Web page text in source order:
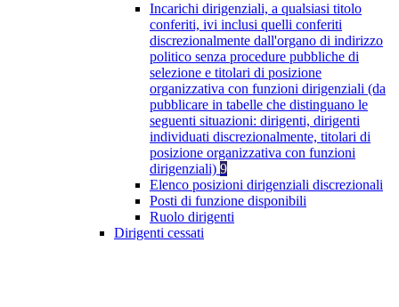
Incarichi dirigenziali, a qualsiasi titolo
conferiti, ivi inclusi quelli conferiti
discrezionalmente dall'organo di indirizzo
politico senza procedure pubbliche di
selezione e titolari di posizione
organizzativa con funzioni dirigenziali (da
pubblicare in tabelle che distinguano le
seguenti situazioni: dirigenti, dirigenti
individuati discrezionalmente, titolari di
posizione organizzativa con funzioni
dirigenziali) 9
Elenco posizioni dirigenziali discrezionali
Posti di funzione disponibili
Ruolo dirigenti
Dirigenti cessati